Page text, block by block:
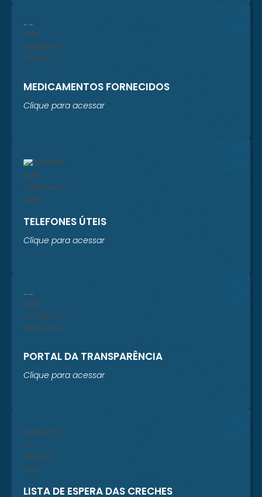
MEDICAMENTOS FORNECIDOS
Clique para acessar
TELEFONES ÚTEIS
Clique para acessar
PORTAL DA TRANSPARÊNCIA
Clique para acessar
LISTA DE ESPERA DAS CRECHES